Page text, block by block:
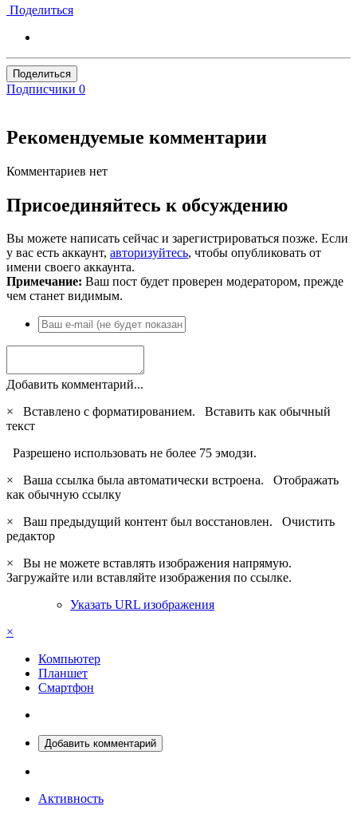
Поделиться
Поделиться
Подписчики 0
Рекомендуемые комментарии
Комментариев нет
Присоединяйтесь к обсуждению
Вы можете написать сейчас и зарегистрироваться позже. Если
у вас есть аккаунт, авторизуйтесь, чтобы опубликовать от
имени своего аккаунта.
Примечание: Ваш пост будет проверен модератором, прежде
чем станет видимым.
Добавить комментарий...
×
Вставлено с форматированием. Вставить как обычный
текст
Разрешено использовать не более 75 эмодзи.
×
Ваша ссылка была автоматически встроена. Отображать
как обычную ссылку
×
Ваш предыдущий контент был восстановлен. Очистить
редактор
×
Вы не можете вставлять изображения напрямую.
Загружайте или вставляйте изображения по ссылке.
Указать URL изображения
×
Компьютер
Планшет
Смартфон
Добавить комментарий
Активность